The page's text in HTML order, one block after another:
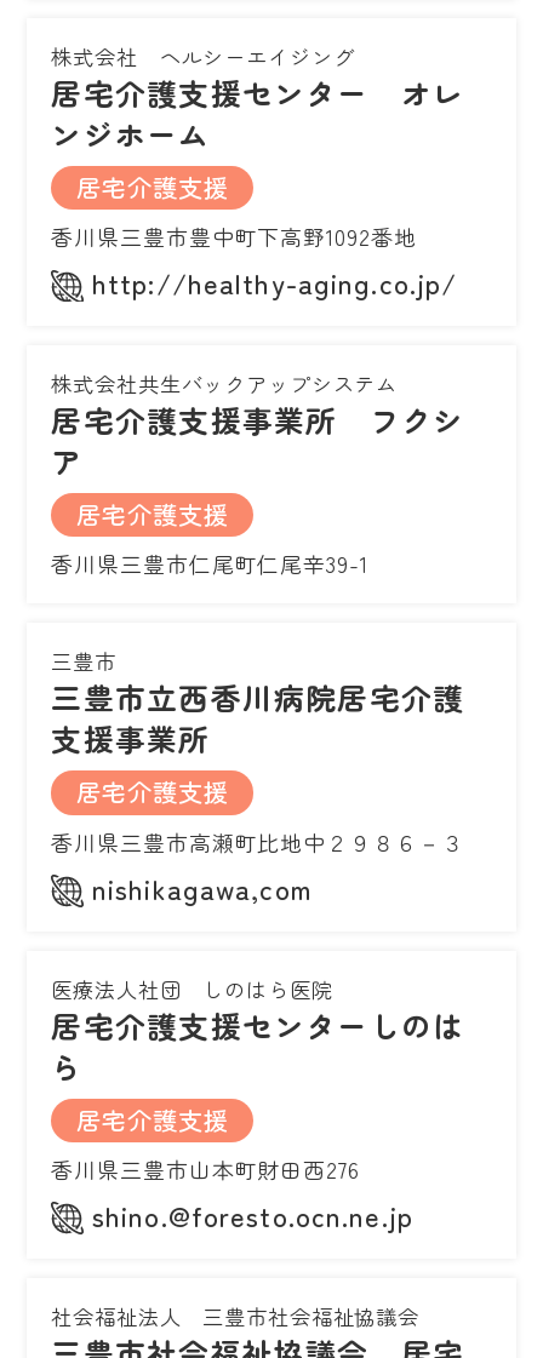
株式会社 ヘルシーエイジング
居宅介護支援センター オレ
ンジホーム
居宅介護支援
香川県三豊市豊中町下高野1092番地
http://healthy-aging.co.jp/
株式会社共生バックアップシステム
居宅介護支援事業所 フクシ
ア
居宅介護支援
香川県三豊市仁尾町仁尾辛39-1
三豊市
三豊市立西香川病院居宅介護
支援事業所
居宅介護支援
香川県三豊市高瀬町比地中２９８６－３
nishikagawa,com
医療法人社団 しのはら医院
居宅介護支援センターしのは
ら
居宅介護支援
香川県三豊市山本町財田西276
shino.@foresto.ocn.ne.jp
社会福祉法人 三豊市社会福祉協議会